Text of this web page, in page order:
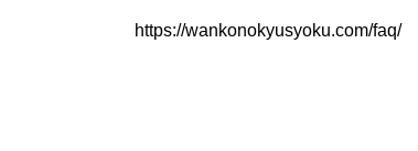
https://wankonokyusyoku.com/faq/